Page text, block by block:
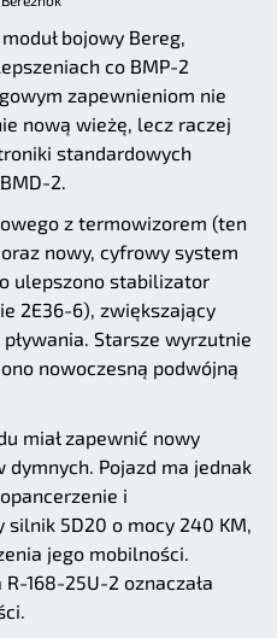
bojowy Bereg,
co BMP-2
zapewnieniom nie
nową wieżę, lecz raczej
standardowych
2.
z termowizorem (ten
nowy, cyfrowy system
ulepszono stabilizator
2E36-6), zwiększający
Starsze wyrzutnie
nowoczesną podwójną
miał zapewnić nowy
Pojazd ma jednak
i
5D20 o mocy 240 KM,
jego mobilności.
168-25U-2 oznaczała